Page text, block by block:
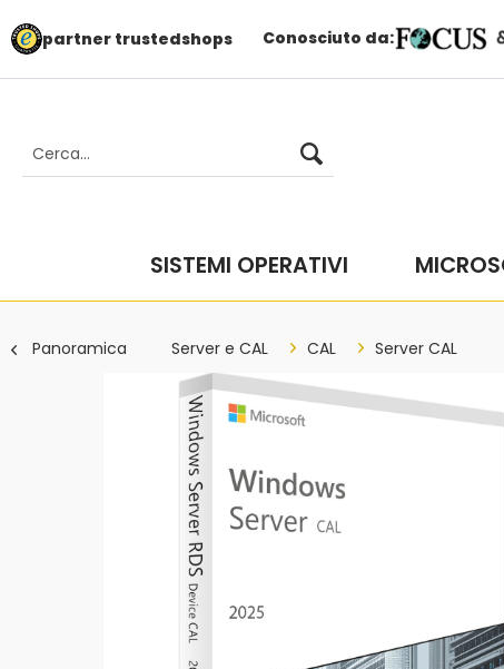
partner trustedshops Conosciuto da:
SISTEMI OPERATIVI
Panoramica Server e CAL CAL Server CAL